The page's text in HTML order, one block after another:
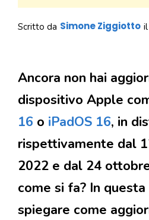
Scritto da Simone Ziggiotto il
Ancora non hai
dispositivo Apple
16 o iPadOS 16, in
rispettivamente dal
2022 e dal 24
come si fa? In
spiegare come